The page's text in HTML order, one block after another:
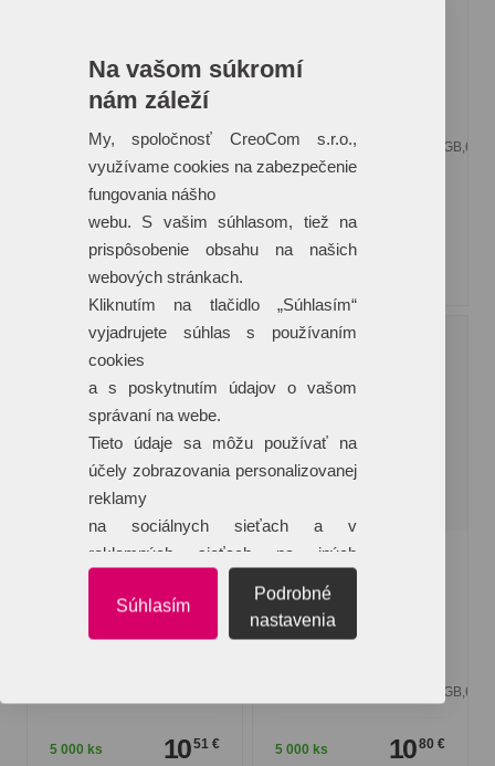
Jednoduchý USB kľúč v
mini prevedení, s
farebnými metalickými
Materiál:
kov
Kapacity:4GB,8GB,16GB,32GB,64GB
5 000 ks 5 84 €
Kovové prevedenie USB
kľúča v podobe prívesku
Materiál:
Kapacity:
Obľúbený mini model USB
5 000 ks 10 51 €
Kovové mini USB.
Minimálny odber 50ks.
5 000 ks 10 80 €
Na vašom súkromí
nám záleží
My, spoločnosť CreoCom s.r.o.,
využívame cookies na zabezpečenie
fungovania nášho
webu. S vašim súhlasom, tiež na
prispôsobenie obsahu na našich
webových stránkach.
Kliknutím na tlačidlo „Súhlasím“
vyjadrujete súhlas s používaním
cookies
a s poskytnutím údajov o vašom
správaní na webe.
Tieto údaje sa môžu používať na
účely zobrazovania personalizovanej
reklamy
na sociálnych sieťach a v
reklamných sieťach na iných
Súhlasím
Podrobné
nastavenia